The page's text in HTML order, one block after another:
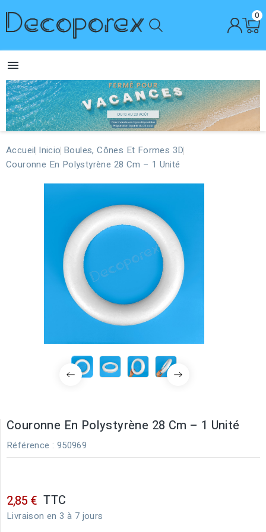
0

Accueil Inicio Boules, Cônes Et Formes 3D
Couronne En Polystyrène 28 Cm – 1 Unité
Couronne En Polystyrène 28 Cm – 1 Unité
Référence : 950969
2,85 € TTC
Livraison en 3 à 7 jours